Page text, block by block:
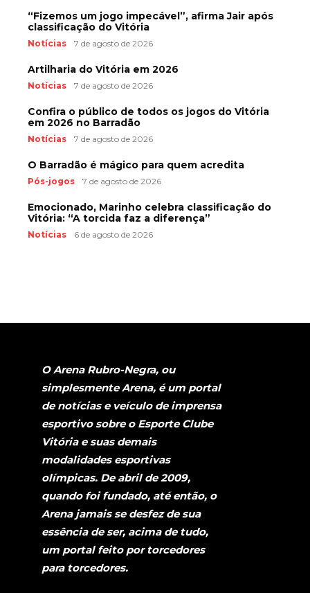
“Fizemos um jogo impecável”, afirma Jair após
classificação do Vitória
Notícias 7 de agosto de 2026
Artilharia do Vitória em 2026
Notícias 7 de agosto de 2026
Confira o público de todos os jogos do Vitória
em 2026 no Barradão
Notícias 7 de agosto de 2026
O Barradão é mágico para quem acredita
Pós-jogos 7 de agosto de 2026
Emocionado, Marinho celebra classificação do
Vitória: “A torcida faz a diferença”
Notícias 6 de agosto de 2026
O Arena Rubro-Negra, ou
simplesmente Arena, é um portal
de notícias e veículo de imprensa
esportivo sobre o Esporte Clube
Vitória e suas demais
modalidades esportivas
olímpicas. De abril de 2009,
quando foi fundado, até então, o
Arena jamais se desfez de sua
essência de ser, acima de tudo,
um portal feito por torcedores
para torcedores.